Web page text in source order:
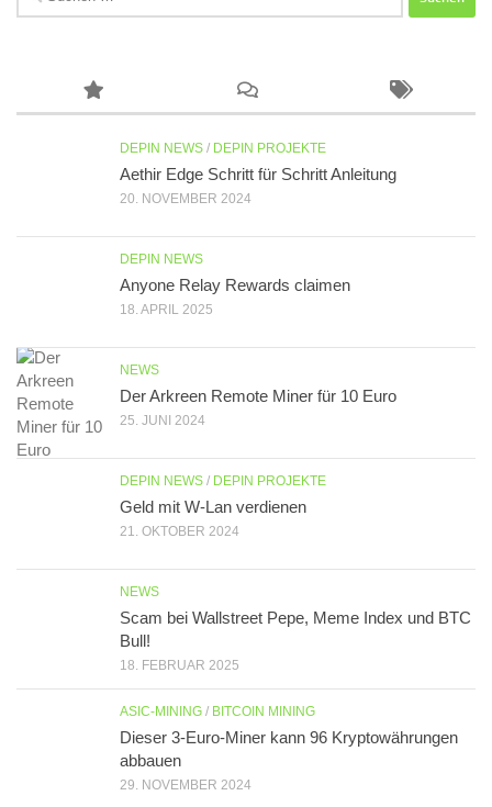
nach:
DEPIN NEWS / DEPIN PROJEKTE
Aethir Edge Schritt für Schritt Anleitung
20. NOVEMBER 2024
DEPIN NEWS
Anyone Relay Rewards claimen
18. APRIL 2025
NEWS
Der Arkreen Remote Miner für 10 Euro
25. JUNI 2024
DEPIN NEWS / DEPIN PROJEKTE
Geld mit W-Lan verdienen
21. OKTOBER 2024
NEWS
Scam bei Wallstreet Pepe, Meme Index und BTC
Bull!
18. FEBRUAR 2025
ASIC-MINING / BITCOIN MINING
Dieser 3-Euro-Miner kann 96 Kryptowährungen
abbauen
29. NOVEMBER 2024